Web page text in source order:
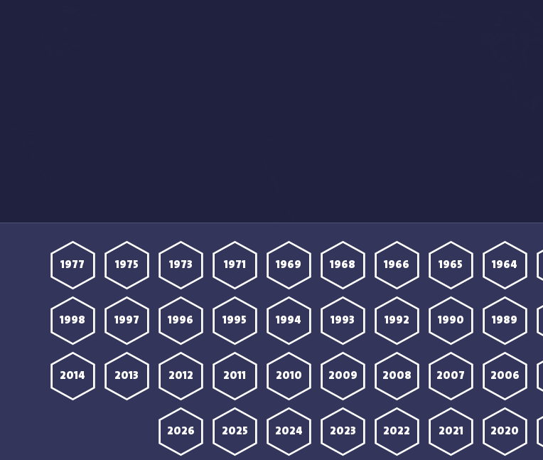
1964
1965
1966
1968
1969
1971
1973
1975
1977
1989
1990
1992
1993
1994
1995
1996
1997
1998
2006
2007
2008
2009
2010
2011
2012
2013
2014
2020
2021
2022
2023
2024
2025
2026